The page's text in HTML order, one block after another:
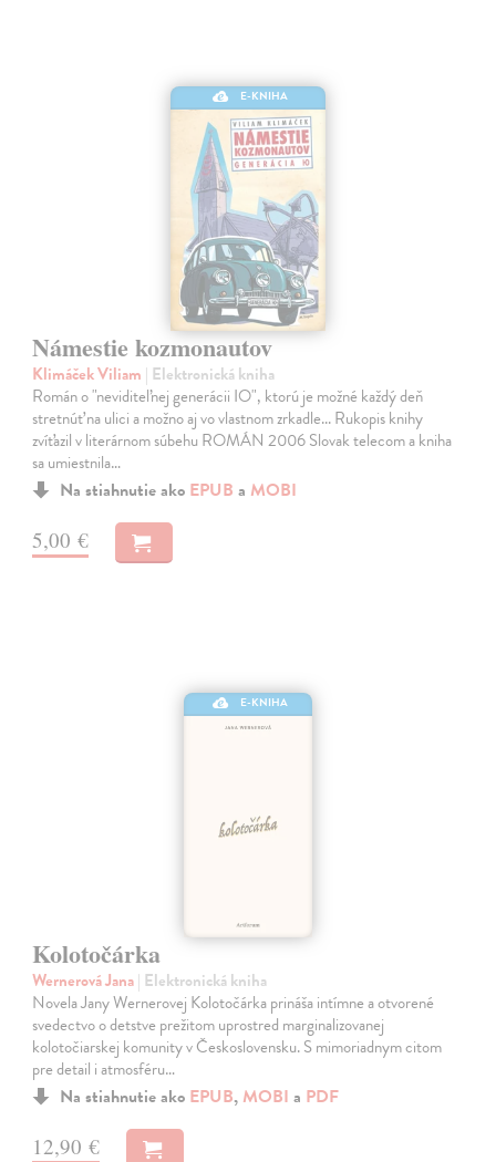
E-KNIHA
Námestie kozmonautov
Klimáček Viliam | Elektronická kniha
Román o "neviditeľnej generácii IO", ktorú je možné každý deň
stretnúť na ulici a možno aj vo vlastnom zrkadle... Rukopis knihy
zvíťazil v literárnom súbehu ROMÁN 2006 Slovak telecom a kniha
sa umiestnila…
Na stiahnutie ako EPUB a MOBI
5,00 €
E-KNIHA
Kolotočárka
Wernerová Jana| Elektronická kniha
Novela Jany Wernerovej Kolotočárka prináša intímne a otvorené
svedectvo o detstve prežitom uprostred marginalizovanej
kolotočiarskej komunity v Československu. S mimoriadnym citom
pre detail i atmosféru…
Na stiahnutie ako EPUB, MOBI a PDF
12,90 €